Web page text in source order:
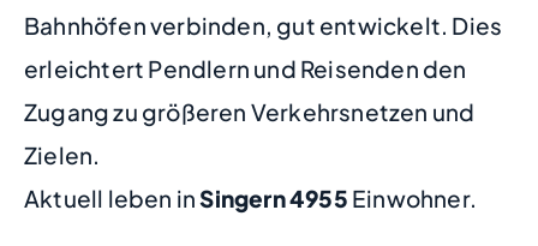
Bahnhöfen verbinden, gut entwickelt. Dies
erleichtert Pendlern und Reisenden den
Zugang zu größeren Verkehrsnetzen und
Zielen.
Aktuell leben inSingern4955 Einwohner.